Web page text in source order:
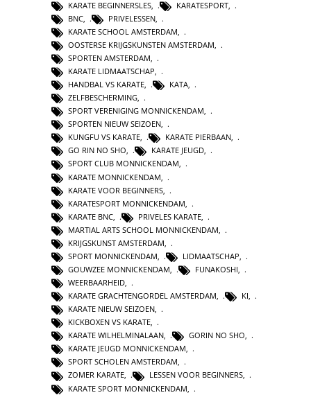
KARATE BEGINNERSLES
KARATESPORT
BNC
PRIVELESSEN
KARATE SCHOOL AMSTERDAM
OOSTERSE KRIJGSKUNSTEN AMSTERDAM
SPORTEN AMSTERDAM
KARATE LIDMAATSCHAP,
HANDBAL VS KARATE, KATA,
ZELFBESCHERMING,
SPORT VERENIGING MONNICKENDAM,
SPORTEN NIEUW SEIZOEN,
KUNGFU VS KARATE, KARATE PIERBAAN,
GO RIN NO SHO, KARATE JEUGD,
SPORT CLUB MONNICKENDAM,
KARATE MONNICKENDAM
KARATE VOOR BEGINNERS
KARATESPORT MONNICKENDAM
KARATE BNC
PRIVELES KARATE
MARTIAL ARTS SCHOOL MONNICKENDAM
KRIJGSKUNST AMSTERDAM
SPORT MONNICKENDAM
LIDMAATSCHAP
GOUWZEE MONNICKENDAM
FUNAKOSHI
WEERBAARHEID,
KARATE GRACHTENGORDEL AMSTERDAM, KI,
KARATE NIEUW SEIZOEN,
KICKBOXEN VS KARATE,
KARATE WILHELMINALAAN, GORIN NO SHO,
KARATE JEUGD MONNICKENDAM,
SPORT SCHOLEN AMSTERDAM,
ZOMER KARATE, LESSEN VOOR BEGINNERS,
KARATE SPORT MONNICKENDAM